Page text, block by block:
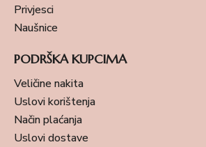
Privjesci
Naušnice
PODRŠKA KUPCIMA
Veličine nakita
Uslovi korištenja
Način plaćanja
Uslovi dostave